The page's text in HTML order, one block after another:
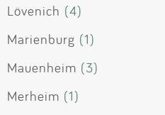
Lövenich (4)
Marienburg (1)
Mauenheim (3)
Merheim (1)